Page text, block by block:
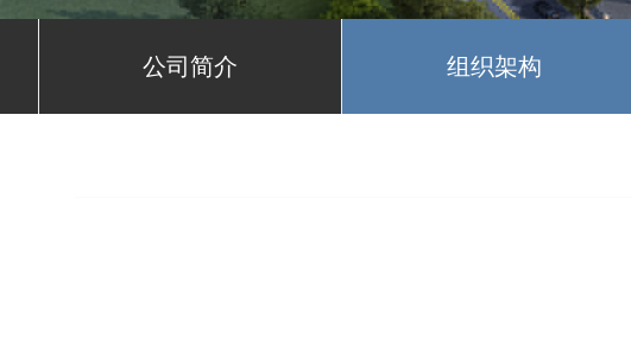
公司简介 组织架构